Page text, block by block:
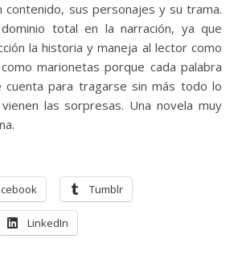
sus personajes y su trama.
total en la narración, ya que
la historia y maneja al lector como
marionetas porque cada palabra
cuenta para tragarse sin más todo lo
las sorpresas. Una novela muy
Tumblr
LinkedIn